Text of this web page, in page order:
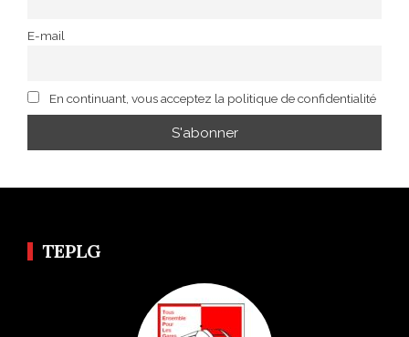
E-mail
En continuant, vous acceptez la politique de confidentialité
TEPLG